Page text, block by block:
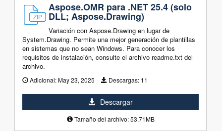
Aspose.OMR para .NET 25.4 (solo
DLL; Aspose.Drawing)
Variación con Aspose.Drawing en lugar de
System.Drawing. Permite una mejor generación de plantillas
en sistemas que no sean Windows. Para conocer los
requisitos de instalación, consulte el archivo readme.txt del
archivo.
Adicional:May 23, 2025 Descargas: 11
Descargar
Tamaño del archivo: 53.71MB